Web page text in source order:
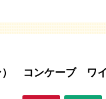
） コンケーブ